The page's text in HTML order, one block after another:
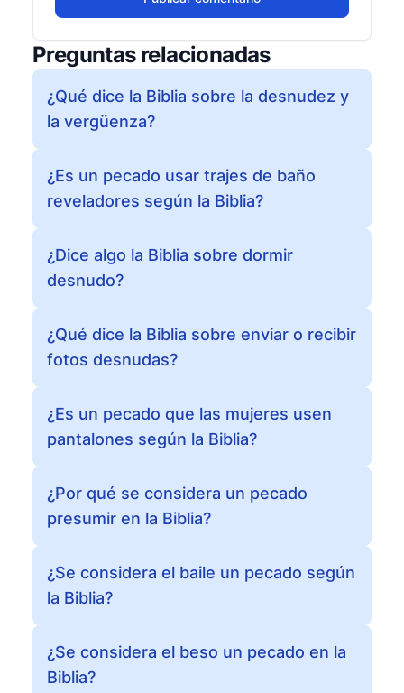
Preguntas relacionadas
¿Qué dice la Biblia sobre la desnudez y
la vergüenza?
¿Es un pecado usar trajes de baño
reveladores según la Biblia?
¿Dice algo la Biblia sobre dormir
desnudo?
¿Qué dice la Biblia sobre enviar o recibir
fotos desnudas?
¿Es un pecado que las mujeres usen
pantalones según la Biblia?
¿Por qué se considera un pecado
presumir en la Biblia?
¿Se considera el baile un pecado según
la Biblia?
¿Se considera el beso un pecado en la
Biblia?